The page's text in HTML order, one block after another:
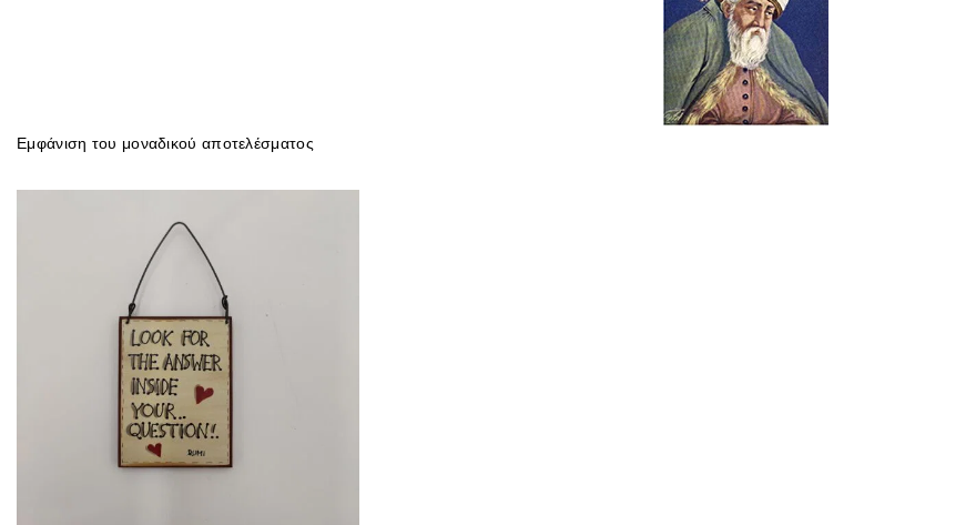
Εμφάνιση του μοναδικού αποτελέσματος